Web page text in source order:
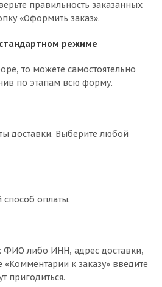
правильность заказанных
«Оформить заказ».
режиме
то можете самостоятельно
по этапам всю форму.
доставки. Выберите любой
оплаты.
ФИО либо ИНН, адрес доставки,
к заказу» введите
пригодиться.